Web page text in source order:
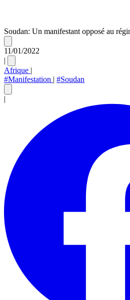
Soudan: Un manifestant opposé au
11/01/2022
|
Afrique |
#Manifestation | #Soudan
|